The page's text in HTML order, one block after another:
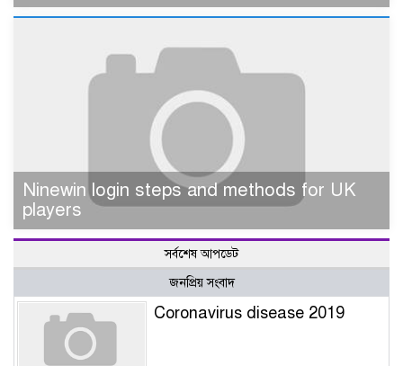
Ninewin login steps and methods for UK
players
সর্বশেষ আপডেট
জনপ্রিয় সংবাদ
Coronavirus disease 2019